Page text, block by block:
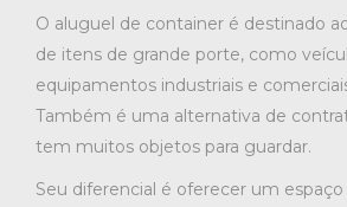
O aluguel de container é destinado
de itens de grande porte, como
equipamentos industriais e
Também é uma alternativa de
tem muitos objetos para guardar.
Seu diferencial é oferecer um espaço